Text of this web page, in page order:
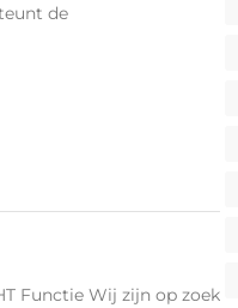
de
Functie Wij zijn op zoek